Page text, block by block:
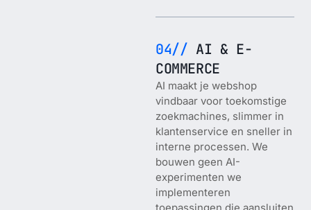
04// AI & E-
COMMERCE
AI maakt je webshop
vindbaar voor toekomstige
zoekmachines, slimmer in
klantenservice en sneller in
interne processen. We
bouwen geen AI-
experimenten we
implementeren
toepassingen die aansluiten